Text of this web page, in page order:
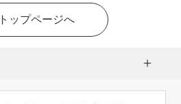
トップページへ